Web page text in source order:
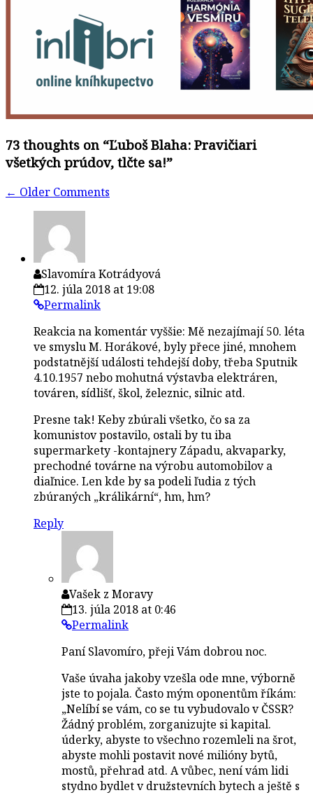
73 thoughts on “Ľuboš Blaha: Pravičiari
všetkých prúdov, tlčte sa!”
Comment
← Older Comments
Slavomíra Kotrádyová
12. júla 2018 at 19:08
Permalink
Reakcia na komentár vyššie: Mě nezajímají 50. léta
ve smyslu M. Horákové, byly přece jiné, mnohem
podstatnější události tehdejší doby, třeba Sputnik
4.10.1957 nebo mohutná výstavba elektráren,
továren, sídlišť, škol, železnic, silnic atd.
Presne tak! Keby zbúrali všetko, čo sa za
komunistov postavilo, ostali by tu iba
supermarkety -kontajnery Západu, akvaparky,
prechodné továrne na výrobu automobilov a
diaľnice. Len kde by sa podeli ľudia z tých
zbúraných „králikární“, hm, hm?
Reply
Vašek z Moravy
13. júla 2018 at 0:46
Permalink
Paní Slavomíro, přeji Vám dobrou noc.
Vaše úvaha jakoby vzešla ode mne, výborně
jste to pojala. Často mým oponentům říkám:
„Nelíbí se vám, co se tu vybudovalo v ČSSR?
Žádný problém, zorganizujte si kapital.
úderky, abyste to všechno rozemleli na šrot,
abyste mohli postavit nové milióny bytů,
mostů, přehrad atd. A vůbec, není vám lidi
stydno bydlet v družstevních bytech a ještě s